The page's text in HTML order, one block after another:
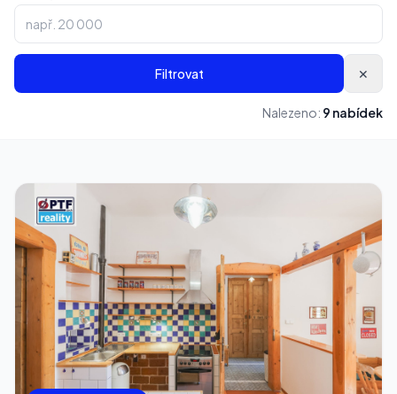
Filtrovat ✕
Nalezeno: 9 nabídek